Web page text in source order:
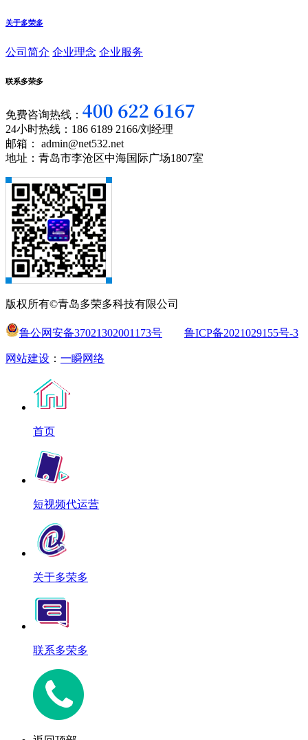
关于多荣多
公司简介 企业理念 企业服务
联系多荣多
免费咨询热线：
24小时热线：186 6189 2166/刘经理
邮箱： admin@net532.net
地址：青岛市李沧区中海国际广场1807室
版权所有©青岛多荣多科技有限公司
鲁公网安备37021302001173号 鲁ICP备2021029155号-3
网站建设 ： 一瞬网络
首页
短视频代运营
关于多荣多
联系多荣多